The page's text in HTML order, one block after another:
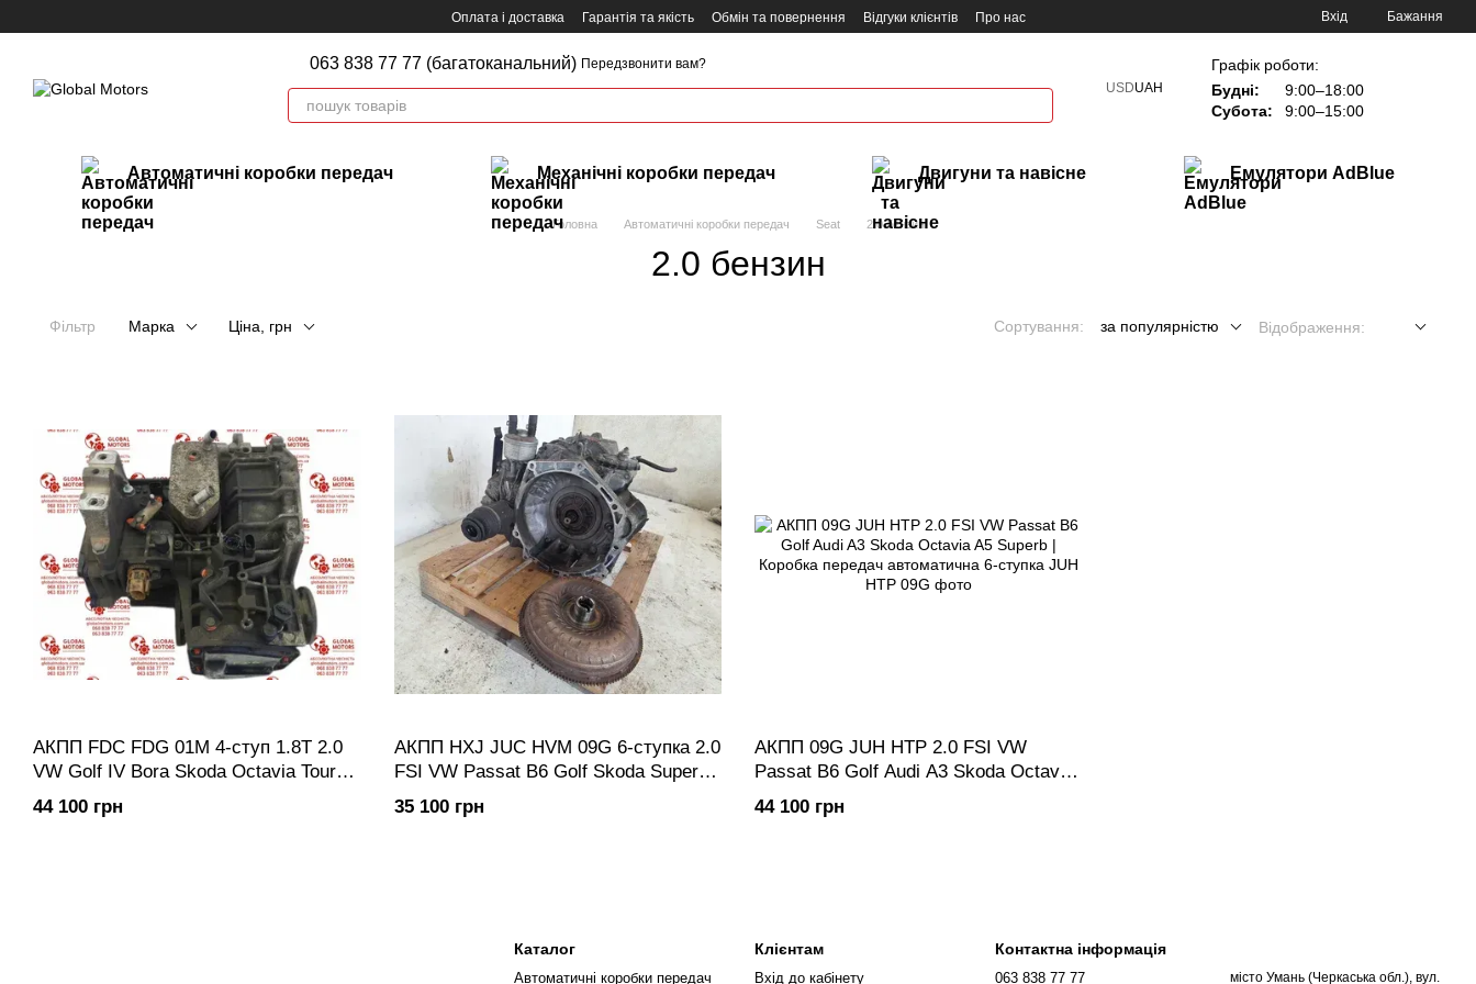
Оплата і доставка Гарантія та якість Обмін та повернення Відгуки клієнтів Про нас Вхід Бажання
063 838 77 77 (багатоканальний) Передзвонити вам?
USDUAH
Графік роботи:
Будні:
9:00–18:00
Субота:
9:00–15:00
Автоматичні коробки передач Механічні коробки передач Двигуни та навісне Емулятори AdBlue
Головна Автоматичні коробки передач Seat 2.0 бензин
2.0 бензин
Фільтр Марка Ціна, грн Сортування: за популярністю Відображення:
АКПП FDC FDG 01M 4-ступ 1.8T 2.0
VW Golf IV Bora Skoda Octavia Tour
Audi A3 8L | Коробка передач
автоматична
44 100 грн
АКПП HXJ JUC HVM 09G 6-ступка 2.0
FSI VW Passat B6 Golf Skoda Superb |
Коробка передач автоматична
35 100 грн
АКПП 09G JUH HTP 2.0 FSI VW
Passat B6 Golf Audi A3 Skoda Octavia
A5 Superb | Коробка передач
автоматична 6-ступка
44 100 грн
Каталог
Автоматичні коробки передач
Клієнтам
Вхід до кабінету
Контактна інформація
063 838 77 77 місто Умань (Черкаська обл.), вул.